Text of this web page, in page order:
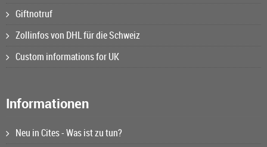
Giftnotruf
Zollinfos von DHL für die Schweiz
Custom informations for UK
Informationen
Neu in Cites - Was ist zu tun?